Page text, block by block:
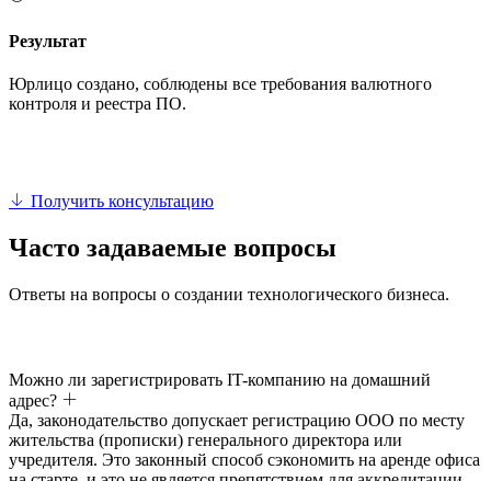
Результат
Юрлицо создано, соблюдены все требования валютного
контроля и реестра ПО.
Получить консультацию
Часто задаваемые вопросы
Ответы на вопросы о создании технологического бизнеса.
Можно ли зарегистрировать IT-компанию на домашний
адрес?
Да, законодательство допускает регистрацию ООО по месту
жительства (прописки) генерального директора или
учредителя. Это законный способ сэкономить на аренде офиса